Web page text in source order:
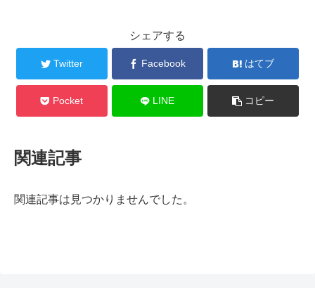
シェアする
Twitter Facebook はてブ
Pocket LINE コピー
関連記事
関連記事は見つかりませんでした。